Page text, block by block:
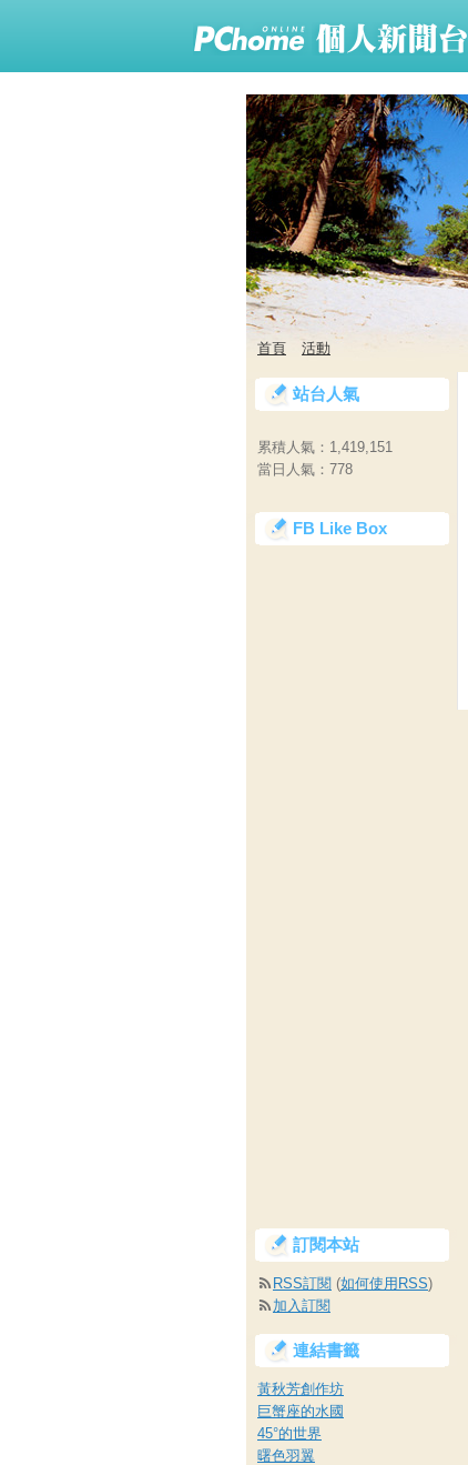
首頁 活動
站台人氣
累積人氣： 1,419,151
當日人氣： 778
FB Like Box
訂閱本站
RSS訂閱 (如何使用RSS)
加入訂閱
連結書籤
黃秋芳創作坊
巨蟹座的水國
45°的世界
曙色羽翼